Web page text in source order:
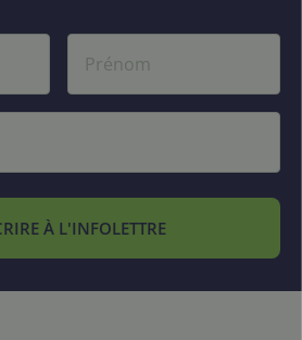
À L'INFOLETTRE